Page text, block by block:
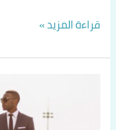
قراءة المزيد »